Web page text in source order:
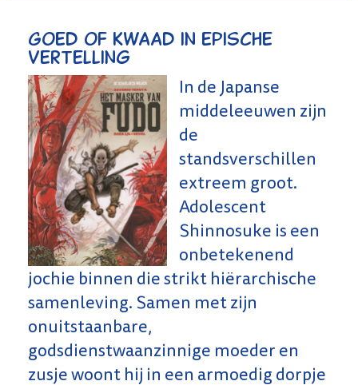
Goed of kwaad in epische
vertelling
In de Japanse
middeleeuwen zijn
de
standsverschillen
extreem groot.
Adolescent
Shinnosuke is een
onbetekenend
jochie binnen die strikt hiërarchische
samenleving. Samen met zijn
onuitstaanbare,
godsdienstwaanzinnige moeder en
zusje woont hij in een armoedig dorpje